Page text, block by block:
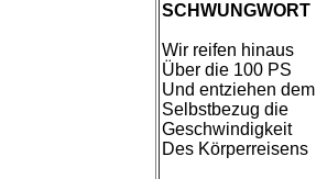
SCHWUNGWORT
Wir reifen hinaus
Über die 100 PS
Und entziehen dem
Selbstbezug die
Geschwindigkeit
Des Körperreisens